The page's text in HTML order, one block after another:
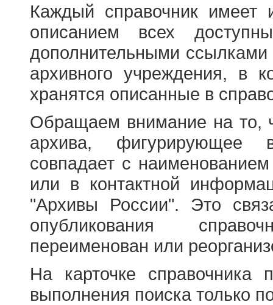
Каждый справочник имеет
описанием всех
дополнительными
архивного учреждения, в
хранятся описанные в
Обращаем внимание на то,
архива, фигурирующее
совпадает с
или в контактной
"Архивы России". Это
опубликования
переименован или
На карточке справочника
выполнения поиска только